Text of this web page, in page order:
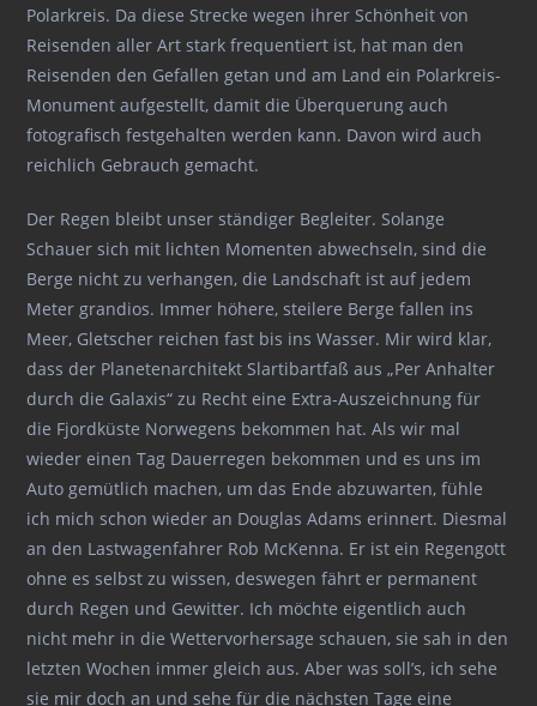
Polarkreis. Da diese Strecke wegen ihrer Schönheit von
Reisenden aller Art stark frequentiert ist, hat man den
Reisenden den Gefallen getan und am Land ein Polarkreis-
Monument aufgestellt, damit die Überquerung auch
fotografisch festgehalten werden kann. Davon wird auch
reichlich Gebrauch gemacht.
Der Regen bleibt unser ständiger Begleiter. Solange
Schauer sich mit lichten Momenten abwechseln, sind die
Berge nicht zu verhangen, die Landschaft ist auf jedem
Meter grandios. Immer höhere, steilere Berge fallen ins
Meer, Gletscher reichen fast bis ins Wasser. Mir wird klar,
dass der Planetenarchitekt Slartibartfaß aus „Per Anhalter
durch die Galaxis“ zu Recht eine Extra-Auszeichnung für
die Fjordküste Norwegens bekommen hat. Als wir mal
wieder einen Tag Dauerregen bekommen und es uns im
Auto gemütlich machen, um das Ende abzuwarten, fühle
ich mich schon wieder an Douglas Adams erinnert. Diesmal
an den Lastwagenfahrer Rob McKenna. Er ist ein Regengott
ohne es selbst zu wissen, deswegen fährt er permanent
durch Regen und Gewitter. Ich möchte eigentlich auch
nicht mehr in die Wettervorhersage schauen, sie sah in den
letzten Wochen immer gleich aus. Aber was soll’s, ich sehe
sie mir doch an und sehe für die nächsten Tage eine